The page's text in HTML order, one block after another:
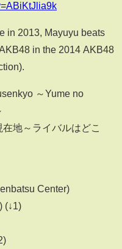
in 2013, Mayuyu beats
in the 2014 AKB48
～Yume no
地～ライバルはどこ
Center)
(↓1)